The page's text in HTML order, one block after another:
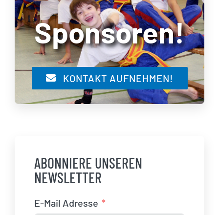
Sponsoren!
KONTAKT AUFNEHMEN!
ABONNIERE UNSEREN
NEWSLETTER
E-Mail Adresse